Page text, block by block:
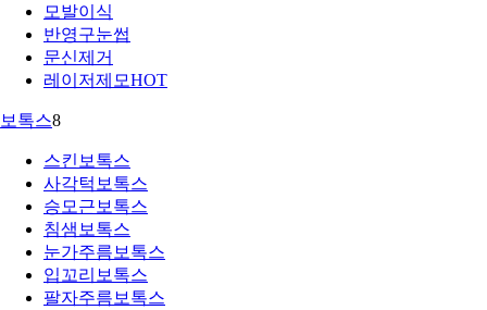
모발이식
반영구눈썹
문신제거
레이저제모HOT
보톡스8
스킨보톡스
사각턱보톡스
승모근보톡스
침샘보톡스
눈가주름보톡스
입꼬리보톡스
팔자주름보톡스